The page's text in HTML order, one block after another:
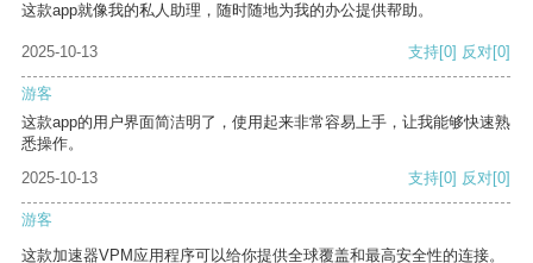
这款app就像我的私人助理，随时随地为我的办公提供帮助。
2025-10-13 支持[0] 反对[0]
游客
这款app的用户界面简洁明了，使用起来非常容易上手，让我能够快速熟
悉操作。
2025-10-13
支持[0] 反对[0]
游客
这款加速器VPM应用程序可以给你提供全球覆盖和最高安全性的连接。